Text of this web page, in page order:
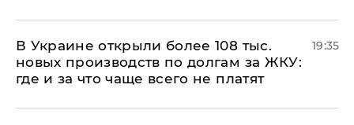
В Украине открыли более 108 тыс.
новых производств по долгам за ЖКУ:
где и за что чаще всего не платят
19:35